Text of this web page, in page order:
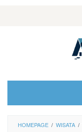
HOMEPAGE / WISATA /